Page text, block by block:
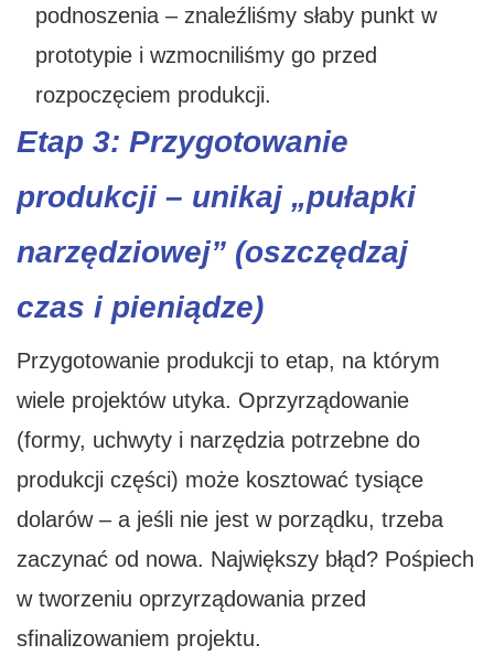
podnoszenia – znaleźliśmy słaby punkt w
prototypie i wzmocniliśmy go przed
rozpoczęciem produkcji.
Etap 3: Przygotowanie
produkcji – unikaj „pułapki
narzędziowej” (oszczędzaj
czas i pieniądze)
Przygotowanie produkcji to etap, na którym
wiele projektów utyka. Oprzyrządowanie
(formy, uchwyty i narzędzia potrzebne do
produkcji części) może kosztować tysiące
dolarów – a jeśli nie jest w porządku, trzeba
zaczynać od nowa. Największy błąd? Pośpiech
w tworzeniu oprzyrządowania przed
sfinalizowaniem projektu.